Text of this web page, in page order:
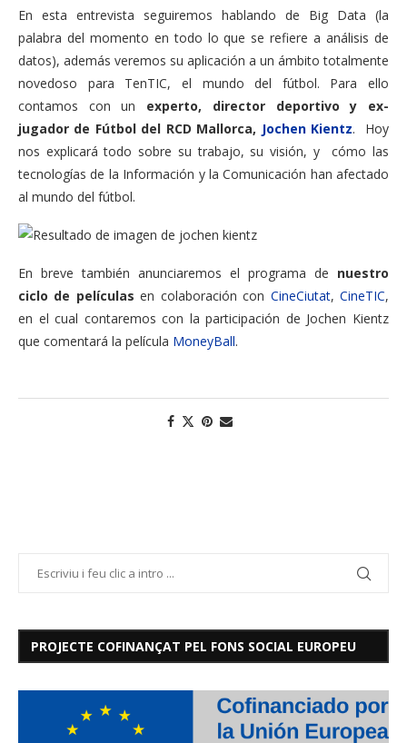
En esta entrevista seguiremos hablando de Big Data (la
palabra del momento en todo lo que se refiere a análisis de
datos), además veremos su aplicación a un ámbito totalmente
novedoso para TenTIC, el mundo del fútbol. Para ello
contamos con un experto, director deportivo y ex-
jugador de Fútbol del RCD Mallorca, Jochen Kientz. Hoy
nos explicará todo sobre su trabajo, su visión, y cómo las
tecnologías de la Información y la Comunicación han afectado
al mundo del fútbol.
En breve también anunciaremos el programa de nuestro
ciclo de películas en colaboración con CineCiutat,CineTIC,
en el cual contaremos con la participación de Jochen Kientz
que comentará la película MoneyBall.
PROJECTE COFINANÇAT PEL FONS SOCIAL EUROPEU